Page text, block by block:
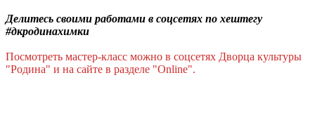
Делитесь своими работами в соцсетях по хештегу
#дкродинахимки
Посмотреть мастер-класс можно в соцсетях Дворца культуры
"Родина" и на сайте в разделе "Online".